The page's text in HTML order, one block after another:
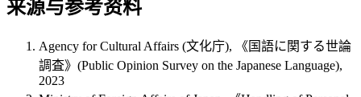
来源与参考资料
Agency for Cultural Affairs (文化庁), 《国語に関する世論
調査》(Public Opinion Survey on the Japanese Language),
2023